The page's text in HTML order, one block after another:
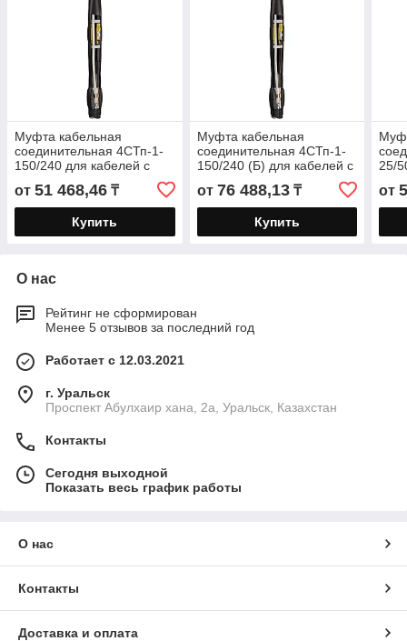
Муфта кабельная
соединительная 4СТп-1-
150/240 для кабелей с
пластмассовой изоляцией
до 1кВ
от 51 468,46 ₸
Купить
Муфта кабельная
соединительная 4СТп-1-
150/240 (Б) для кабелей с
пластмассовой изоляцией
до 1кВ с
от 76 488,13₸
Купить
25/
до
от
О нас
Рейтинг не сформирован
Менее 5 отзывов за последний год
Работает с 12.03.2021
г. Уральск
Проспект Абулхаир хана, 2а, Уральск, Казахстан
Контакты
Сегодня выходной
Показать весь график работы
О нас
Контакты
Доставка и оплата